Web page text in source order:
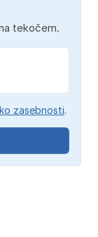
tekočem.
zasebnosti.